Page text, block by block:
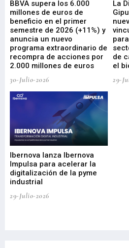
BBVA supera los 6.000
millones de euros de
beneficio en el primer
semestre de 2026 (+11%) y
anuncia un nuevo
programa extraordinario de
recompra de acciones por
2.000 millones de euros
30-Julio-2026
La
de
el
29-
Ibernova lanza Ibernova
Impulsa para acelerar la
digitalización de la pyme
industrial
29-Julio-2026